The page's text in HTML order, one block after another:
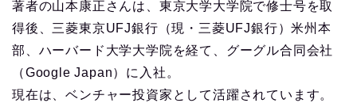
著者の山本康正さんは、東京大学大学院で修士号を取
得後、三菱東京UFJ銀行（現・三菱UFJ銀行）米州本
部、ハーバード大学大学院を経て、グーグル合同会社
（Google Japan）に入社。
現在は、ベンチャー投資家として活躍されています。